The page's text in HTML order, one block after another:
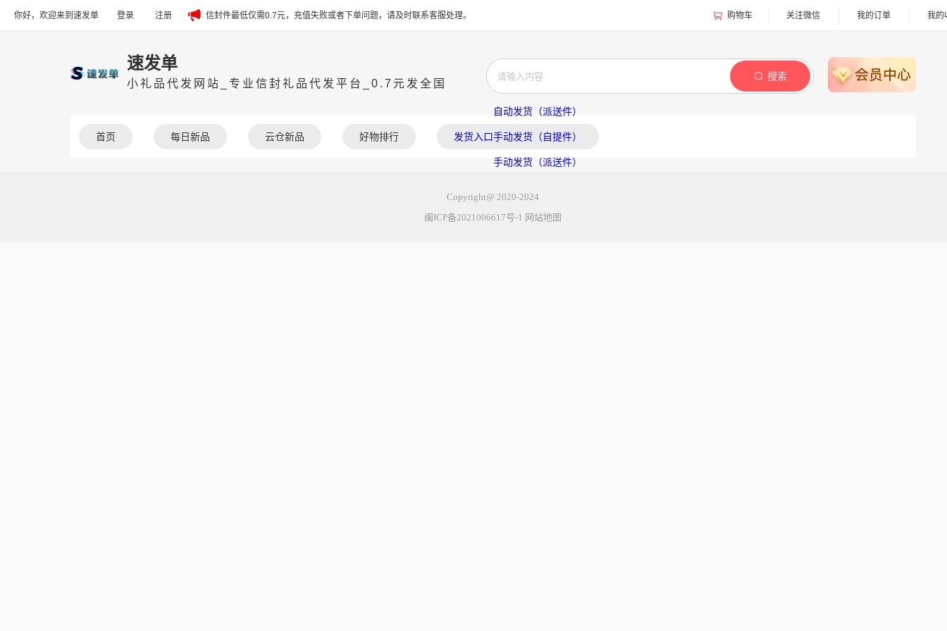
你好，欢迎来到速发单 登录 注册 信封件最低仅需0.7元，充值失败或者下单问题，请及时联系客服处理。 购物车 关注微信 我的订单 我的
速发单
小礼品代发网站_专业信封礼品代发平台_0.7元发全国
搜索
首页 每日新品 云仓新品 好物排行 发货入口
自动发货（派送件）
手动发货（自提件）
手动发货（派送件）
Copyright@ 2020-2024
闽ICP备2021006617号-1 网站地图